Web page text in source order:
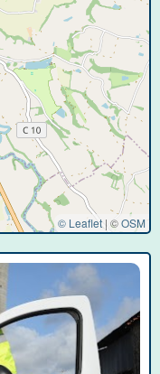
© Leaflet | ©OSM